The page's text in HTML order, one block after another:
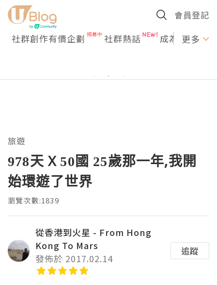
會員登記
社群創作有價企劃 社群熱話 成為U更多
旅遊
978天 X 50國 25歲那一年,我開
始環遊了世界
瀏覽次數:1839
從香港到火星 - From Hong
Kong To Mars
發佈於 2017.02.14
追蹤